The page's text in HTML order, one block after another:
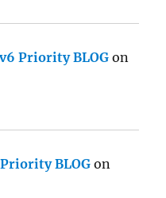
Priority BLOGon
Priority BLOG on